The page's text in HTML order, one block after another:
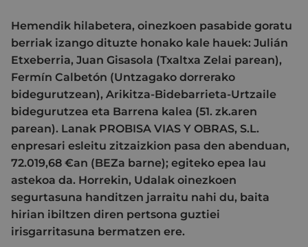
Hemendik hilabetera, oinezkoen pasabide goratu
berriak izango dituzte honako kale hauek: Julián
Etxeberria, Juan Gisasola (Txaltxa Zelai parean),
Fermín Calbetón (Untzagako dorrerako
bidegurutzean), Arikitza-Bidebarrieta-Urtzaile
bidegurutzea eta Barrena kalea (51. zk.aren
parean). Lanak PROBISA VIAS Y OBRAS, S.L.
enpresari esleitu zitzaizkion pasa den abenduan,
72.019,68 €an (BEZa barne); egiteko epea lau
astekoa da. Horrekin, Udalak oinezkoen
segurtasuna handitzen jarraitu nahi du, baita
hirian ibiltzen diren pertsona guztiei
irisgarritasuna bermatzen ere.